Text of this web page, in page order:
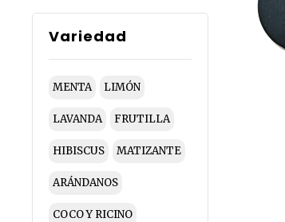
Variedad
MENTA LIMÓN
LAVANDA FRUTILLA
HIBISCUS MATIZANTE
ARÁNDANOS
COCO Y RICINO